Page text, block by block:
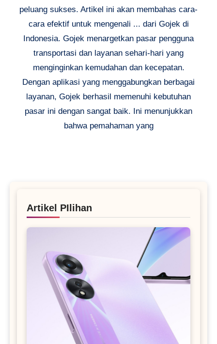
peluang sukses. Artikel ini akan membahas cara-
cara efektif untuk mengenali ... dari Gojek di
Indonesia. Gojek menargetkan pasar pengguna
transportasi dan layanan sehari-hari yang
menginginkan kemudahan dan kecepatan.
Dengan aplikasi yang menggabungkan berbagai
layanan, Gojek berhasil memenuhi kebutuhan
pasar ini dengan sangat baik. Ini menunjukkan
bahwa pemahaman yang
Artikel PIlihan